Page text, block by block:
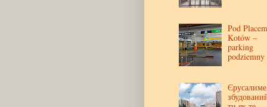
Pod Placem
Kotów –
parking
podziemny